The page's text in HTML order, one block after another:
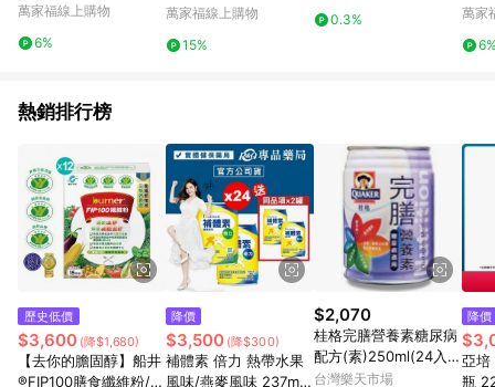
萬家福線上購物
6%
萬家福線上購物
15%
0.3%
萬家
熱銷排行榜
歷史低價
$3,600 (降$1,680)
【去你的膽固醇】船井
®FIP100膳食纖維粉/調
降價
$3,500 (降$300)
補體素 倍力 熱帶水果
風味/燕麥風味 237ml*
$2,070
桂格完膳營養素糖尿病
配方(素)250ml(24入)
【合康連鎖藥局】
台灣樂天市場
降價
亞培
瓶